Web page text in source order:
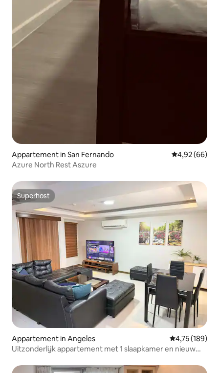
Appartement in San Fernando Gemiddelde
4,92 (66)
Azure North Rest Aszure
Superhost
Superhost
Appartement in Angeles Gemiddelde
4,75 (189)
Uitzonderlijk appartement met 1 slaapkamer en nieuw